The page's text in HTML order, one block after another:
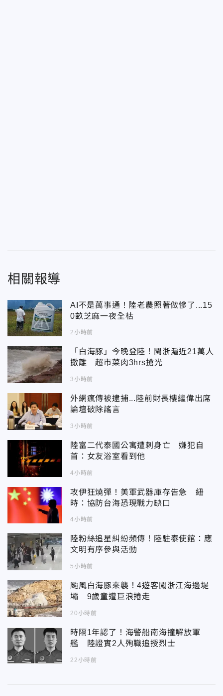
相關報導
AI不是萬事通！陸老農照著做慘了...15
0畝芝麻一夜全枯
2小時前
「白海豚」今晚登陸！閩浙滬近21萬人
撤離 超市菜肉3hrs搶光
3小時前
外網瘋傳被逮捕...陸前財長樓繼偉出席
論壇破除謠言
3小時前
陸富二代泰國公寓遭刺身亡 嫌犯自
首：女友浴室看到他
4小時前
攻伊狂燒彈！美軍武器庫存告急 紐
時：協防台海恐現戰力缺口
4小時前
陸粉絲追星糾紛頻傳！陸駐泰使館：應
文明有序參與活動
5小時前
颱風白海豚來襲！4遊客闖浙江海邊堤
壩 9歲童遭巨浪捲走
20小時前
時隔1年認了！海警船南海撞解放軍
艦 陸證實2人殉職追授烈士
22小時前